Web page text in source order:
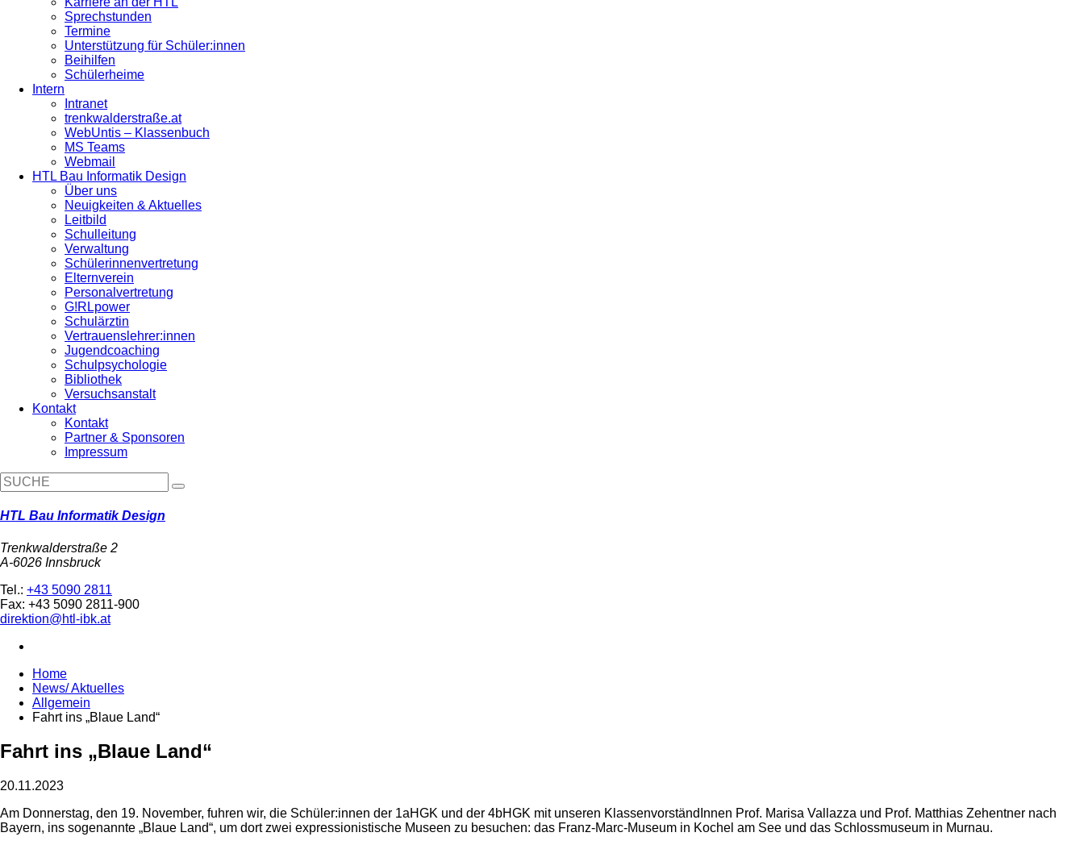
Sprechstunden
Termine
Unterstützung für Schüler:innen
Beihilfen
Schülerheime
Intern
Intranet
trenkwalderstraße.at
WebUntis – Klassenbuch
MS Teams
Webmail
HTL Bau Informatik Design
Über uns
Neuigkeiten & Aktuelles
Leitbild
Schulleitung
Verwaltung
Schülerinnenvertretung
Elternverein
Personalvertretung
G!RLpower
Schulärztin
Vertrauenslehrer:innen
Jugendcoaching
Schulpsychologie
Bibliothek
Versuchsanstalt
Kontakt
Kontakt
Partner & Sponsoren
Impressum
HTL Bau Informatik Design
Trenkwalderstraße 2
A-6026 Innsbruck
Tel.: +43 5090 2811
Fax: +43 5090 2811-900
direktion@htl-ibk.at
Home
News/ Aktuelles
Allgemein
Fahrt ins „Blaue Land“
Fahrt ins „Blaue Land“
20.11.2023
Am Donnerstag, den 19. November, fuhren wir, die Schüler:innen der 1aHGK und der 4bHGK mit unseren KlassenvorständInnen Prof. Marisa Vallazza und Prof. Matthias Zehentner nach
Bayern, ins sogenannte „Blaue Land“, um dort zwei expressionistische Museen zu besuchen: das Franz-Marc-Museum in Kochel am See und das Schlossmuseum in Murnau.